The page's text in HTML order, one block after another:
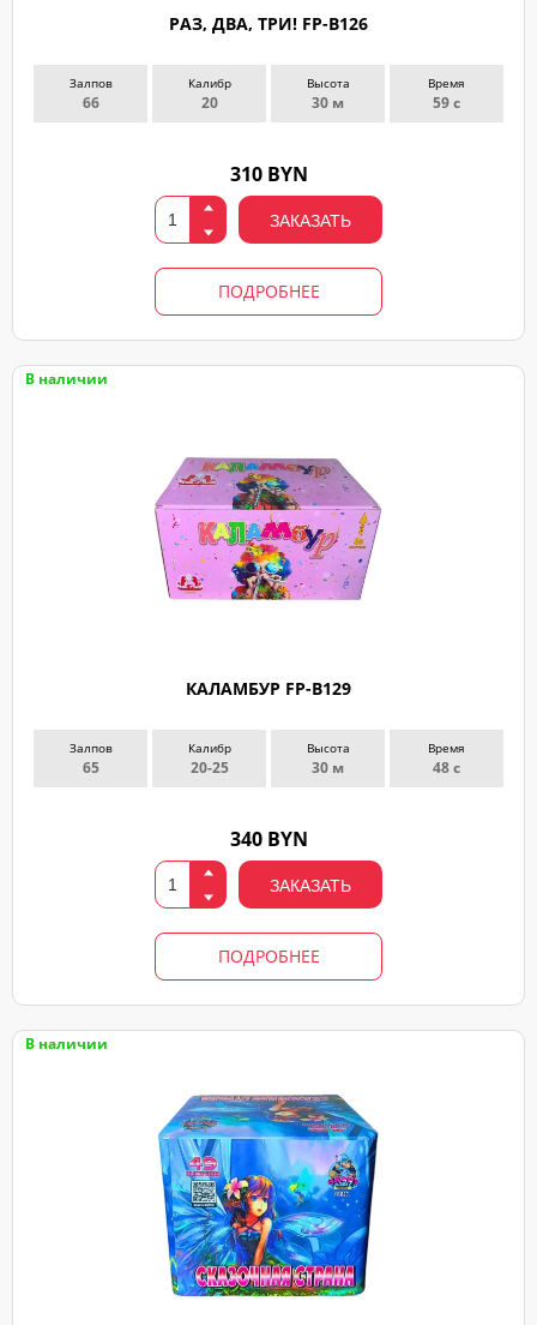
РАЗ, ДВА, ТРИ! FP-B126
Залпов
66
Калибр
20
Высота
30 м
Время
59 с
310 BYN
ЗАКАЗАТЬ
ПОДРОБНЕЕ
В наличии
КАЛАМБУР FP-B129
Залпов
65
Калибр
20-25
Высота
30 м
Время
48 с
340 BYN
ЗАКАЗАТЬ
ПОДРОБНЕЕ
В наличии